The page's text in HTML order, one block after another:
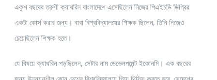
একুশ বছরের তরুণী ক্যাথরিন বাংলাদেশে এসেছিলেন নিজের পিএইচডি ডিগ্রির
একটা কোর্স করার জন্য। বাবা বিশ্ববিদ্যালয়ের শিক্ষক ছিলেন, তিনি নিজেও
চেয়েছিলেন শিক্ষক হতে।
যে বিষয়ে ক্যাথরিন পড়ছিলেন, সেটার নাম ডেভেলপমেন্ট ইকোনমি। এক বছরের